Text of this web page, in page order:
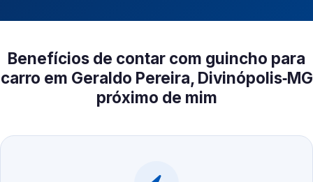
Benefícios de contar com guincho para
carro em Geraldo Pereira, Divinópolis‑MG
próximo de mim